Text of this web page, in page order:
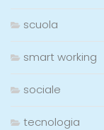
scuola
smart working
sociale
tecnologia